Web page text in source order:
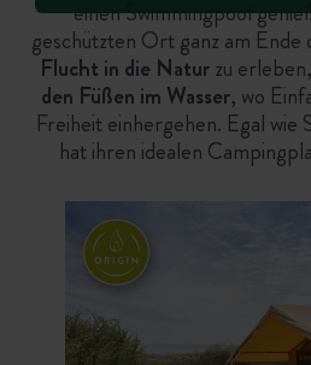
einen Swimmingpool
geschützten Ort ganz am Ende
Flucht in die Naturzu
den Füßen im Wasser, wo
Freiheit einhergehen. Egal wie
hat ihren idealen